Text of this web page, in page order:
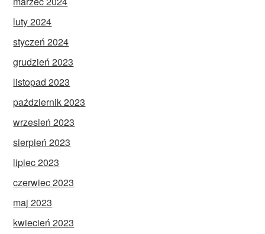
luty 2024
styczeń 2024
grudzień 2023
listopad 2023
październik 2023
wrzesień 2023
sierpień 2023
lipiec 2023
czerwiec 2023
maj 2023
kwiecień 2023